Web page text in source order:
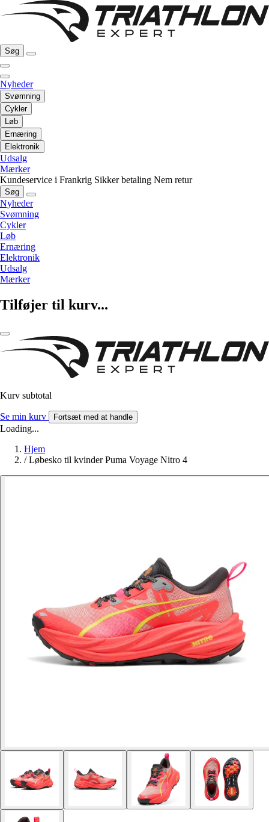
Søg
Nyheder
Svømning
Cykler
Løb
Ernæring
Elektronik
Udsalg
Mærker
Kundeservice i Frankrig Sikker betaling Nem retur
Søg
Nyheder
Svømning
Cykler
Løb
Ernæring
Elektronik
Udsalg
Mærker
Tilføjer til kurv...
Kurv subtotal
Se min kurv Fortsæt med at handle
Loading...
Hjem
/ Løbesko til kvinder Puma Voyage Nitro 4